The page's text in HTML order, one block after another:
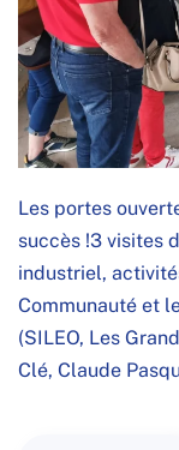
Les portes
succès !3 visites
industriel,
Communauté et
(SILEO, Les
Clé, Claude